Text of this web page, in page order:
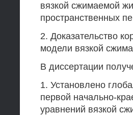
вязкой сжимаемой
пространственных
2. Доказательство
модели вязкой
В диссертации
1. Установлено
первой начально-
уравнений вязкой